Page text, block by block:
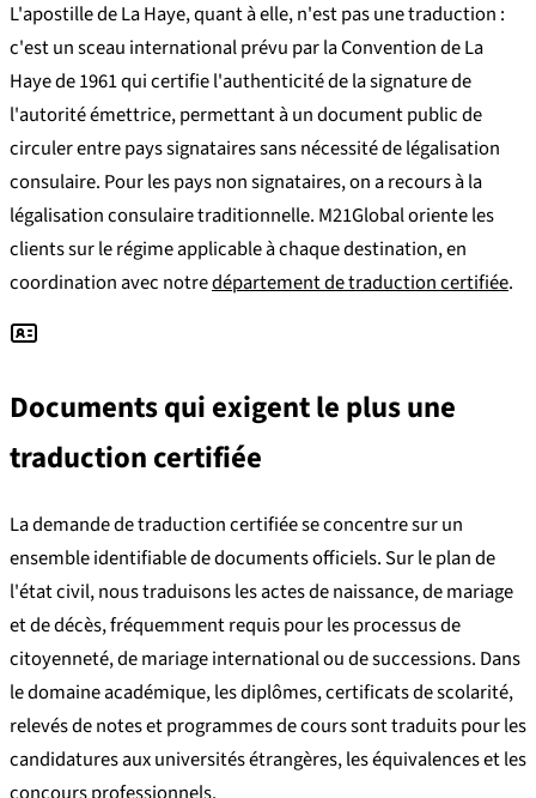
L'apostille de La Haye, quant à elle, n'est pas une traduction :
c'est un sceau international prévu par la Convention de La
Haye de 1961 qui certifie l'authenticité de la signature de
l'autorité émettrice, permettant à un document public de
circuler entre pays signataires sans nécessité de légalisation
consulaire. Pour les pays non signataires, on a recours à la
légalisation consulaire traditionnelle. M21Global oriente les
clients sur le régime applicable à chaque destination, en
coordination avec notredépartement de traduction certifiée.
Documents qui exigent le plus une
traduction certifiée
La demande de traduction certifiée se concentre sur un
ensemble identifiable de documents officiels. Sur le plan de
l'état civil, nous traduisons les actes de naissance, de mariage
et de décès, fréquemment requis pour les processus de
citoyenneté, de mariage international ou de successions. Dans
le domaine académique, les diplômes, certificats de scolarité,
relevés de notes et programmes de cours sont traduits pour les
candidatures aux universités étrangères, les équivalences et les